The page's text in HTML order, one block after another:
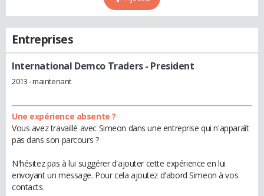
Entreprises
International Demco Traders- President
2013 - maintenant
Une expérience absente ?
Vous avez travaillé avec Simeon dans une entreprise qui n'apparaît
pas dans son parcours ?
N'hésitez pas à lui suggérer d'ajouter cette expérience en lui
envoyant un message. Pour cela ajoutez d'abord Simeon à vos
contacts.